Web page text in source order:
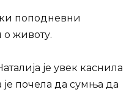
поподневни
о животу.
је увек каснила
почела да сумња да